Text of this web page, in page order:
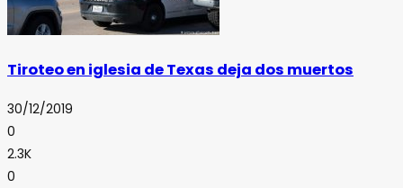
Tiroteo en iglesia de Texas deja dos muertos
30/12/2019
0
2.3K
0